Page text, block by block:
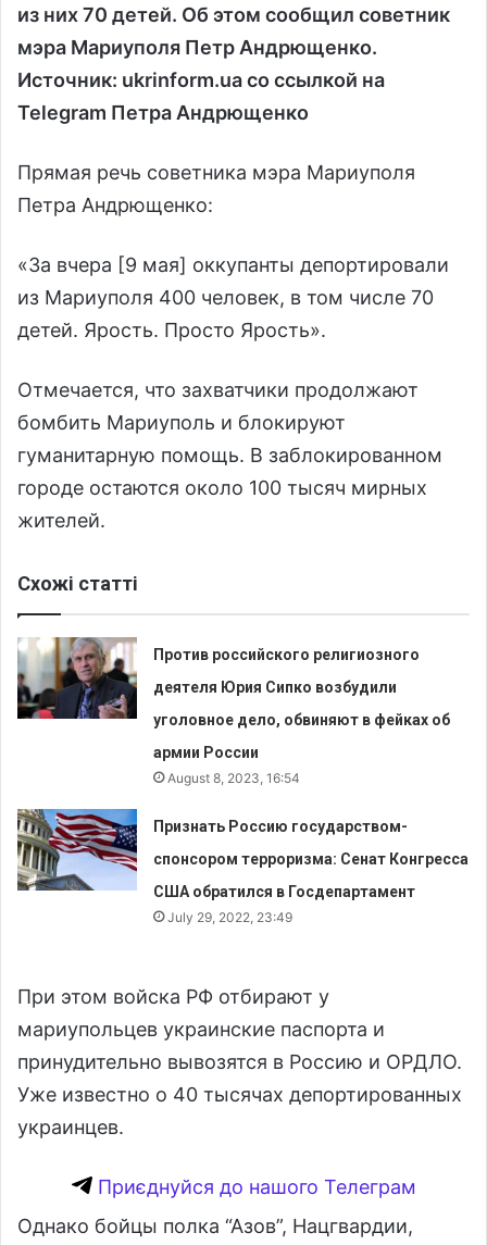
из них 70 детей. Об этом сообщил советник
мэра Мариуполя Петр Андрющенко.
Источник: ukrinform.ua со ссылкой на
Telegram Петра Андрющенко
Прямая речь советника мэра Мариуполя
Петра Андрющенко:
«За вчера [9 мая] оккупанты депортировали
из Мариуполя 400 человек, в том числе 70
детей. Ярость. Просто Ярость».
Отмечается, что захватчики продолжают
бомбить Мариуполь и блокируют
гуманитарную помощь. В заблокированном
городе остаются около 100 тысяч мирных
жителей.
Схожі статті
Против российского религиозного
деятеля Юрия Сипко возбудили
уголовное дело, обвиняют в фейках об
армии России
August 8, 2023, 16:54
Признать Россию государством-
спонсором терроризма: Сенат Конгресса
США обратился в Госдепартамент
July 29, 2022, 23:49
При этом войска РФ отбирают у
мариупольцев украинские паспорта и
принудительно вывозятся в Россию и ОРДЛО.
Уже известно о 40 тысячах депортированных
украинцев.
Приєднуйся до нашого Телеграм
Однако бойцы полка “Азов”, Нацгвардии,